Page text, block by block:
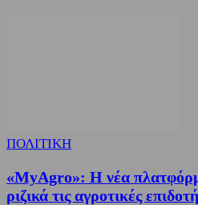
ΠΟΛΙΤΙΚΗ
«MyAgro»: Η νέα
ριζικά τις αγροτικές